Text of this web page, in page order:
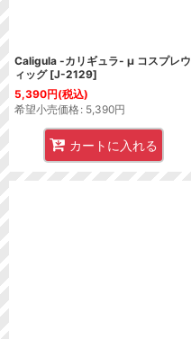
Caligula -カリギュラ- μ コスプレウ
ィッグ [J-2129]
5,390円(税込)
希望小売価格: 5,390円
カートに入れる